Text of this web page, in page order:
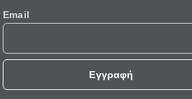
Email
Εγγραφή